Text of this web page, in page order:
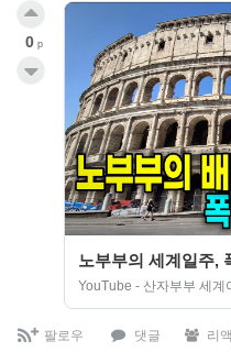
노부부의 세계일주,
YouTube - 산자부부 세계
0 p
팔로우 댓글 리